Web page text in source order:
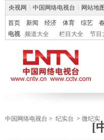
央视网 中国网络电视台 网站地图
首页 新闻 经济 体育 综艺
电视
频道大全 栏目大全 节目
中国网络电视台 > 纪实台 > 微纪实
[